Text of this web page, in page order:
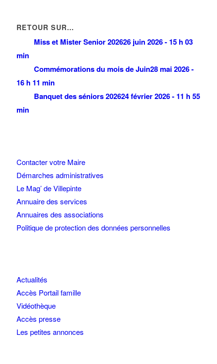
RETOUR SUR…
Miss et Mister Senior 202626 juin 2026 - 15 h 03
min
Commémorations du mois de Juin28 mai 2026 -
16 h 11 min
Banquet des séniors 202624 février 2026 - 11 h 55
min
Contacter votre Maire
Démarches administratives
Le Mag’ de Villepinte
Annuaire des services
Annuaires des associations
Politique de protection des données personnelles
Actualités
Accès Portail famille
Vidéothèque
Accès presse
Les petites annonces